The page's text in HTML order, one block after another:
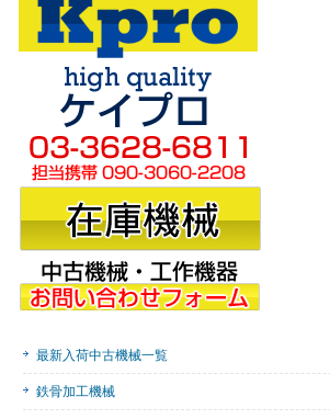
最新入荷中古機械一覧
鉄骨加工機械